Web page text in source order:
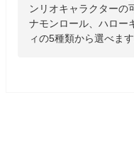
ンリオキャラクターの
ナモンロール、ハロー
ィの5種類から選べます